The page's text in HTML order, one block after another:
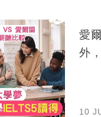
愛
外
10